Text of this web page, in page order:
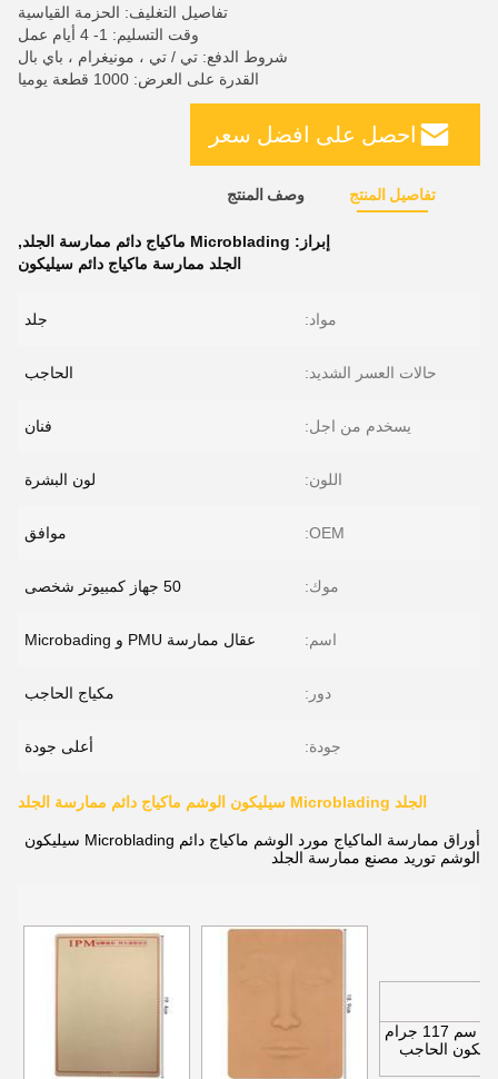
تفاصيل التغليف: الحزمة القياسية
وقت التسليم: 1- 4 أيام عمل
شروط الدفع: تي / تي ، مونيغرام ، باي بال
القدرة على العرض: 1000 قطعة يوميا
احصل على افضل سعر
تفاصيل المنتج وصف المنتج
إبراز: Microblading ماكياج دائم ممارسة الجلد
,
الجلد ممارسة ماكياج دائم سيليكون
مواد: جلد
حالات العسر الشديد: الحاجب
يسخدم من اجل: فنان
اللون: لون البشرة
OEM: موافق
موك: 50 جهاز كمبيوتر شخصى
اسم: عقال ممارسة PMU و Microbading
دور: مكياج الحاجب
جودة: أعلى جودة
الجلد Microblading سيليكون الوشم ماكياج دائم ممارسة الجلد
أوراق ممارسة الماكياج مورد الوشم ماكياج دائم Microblading سيليكون
الوشم توريد مصنع ممارسة الجلد
26 * 15.2 سم 117 جرام
الحاجب